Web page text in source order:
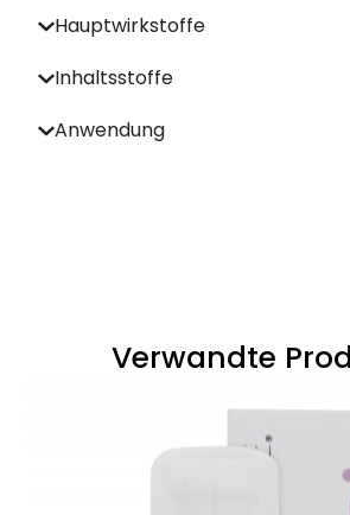
Hauptwirkstoffe
Inhaltsstoffe
Anwendung
Verwandte